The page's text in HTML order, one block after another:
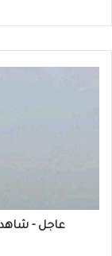
بورتسودان
عاجل -